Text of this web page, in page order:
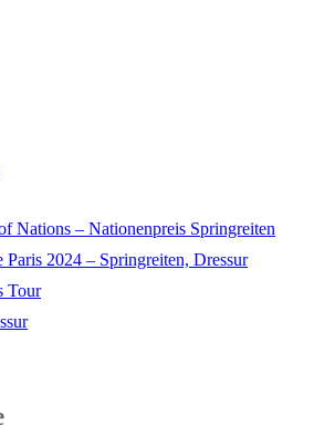
Nations – Nationenpreis Springreiten
Paris 2024 – Springreiten, Dressur
Tour